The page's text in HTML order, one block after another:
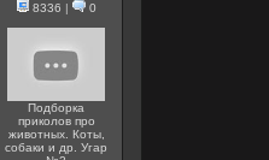
8336 | 0
Подборка
приколов про
животных. Коты,
собаки и др. Угар